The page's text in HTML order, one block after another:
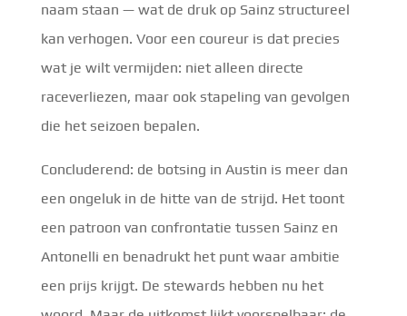
naam staan — wat de druk op Sainz structureel
kan verhogen. Voor een coureur is dat precies
wat je wilt vermijden: niet alleen directe
raceverliezen, maar ook stapeling van gevolgen
die het seizoen bepalen.
Concluderend: de botsing in Austin is meer dan
een ongeluk in de hitte van de strijd. Het toont
een patroon van confrontatie tussen Sainz en
Antonelli en benadrukt het punt waar ambitie
een prijs krijgt. De stewards hebben nu het